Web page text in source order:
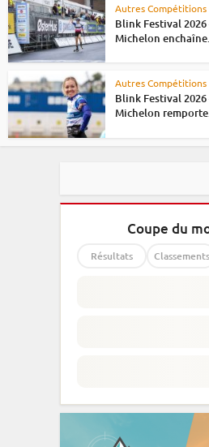
Autres Compétitions
Blink Festival 2026
Michelon
Autres Compétitions
Blink Festival 2026
Michelon
Coupe du
Résultats Classements